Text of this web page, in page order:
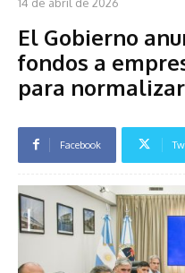
El Gobierno
fondos a
para
Facebook